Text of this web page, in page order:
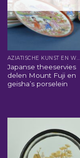
AZIATISCHE KUNST EN WOONACCESSOIRES
Japanse theeservies
delen Mount Fuji en
geisha’s porselein